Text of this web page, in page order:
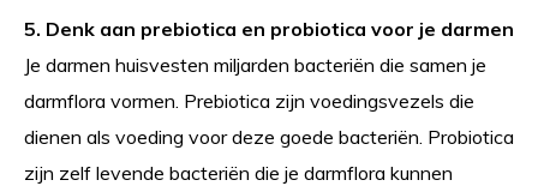
5. Denk aan prebiotica en probiotica voor je darmen
Je darmen huisvesten miljarden bacteriën die samen je
darmflora vormen. Prebiotica zijn voedingsvezels die
dienen als voeding voor deze goede bacteriën. Probiotica
zijn zelf levende bacteriën die je darmflora kunnen